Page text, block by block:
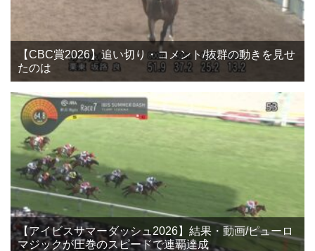
【CBC賞2026】追い切り・コメント/抜群の動きを見せ
たのは
【アイビスサマーダッシュ2026】結果・動画/ピューロ
マジックが圧巻のスピードで連覇達成